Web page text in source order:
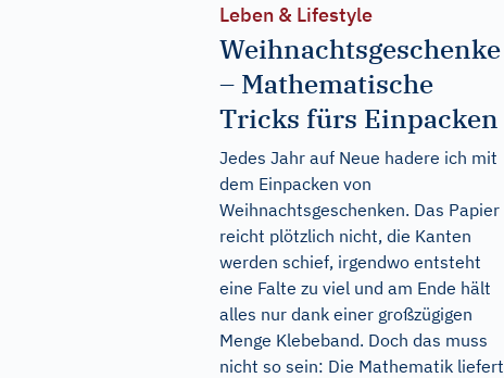
Leben & Lifestyle
Weihnachtsgeschenke
– Mathematische
Tricks fürs Einpacken
Jedes Jahr auf Neue hadere ich mit
dem Einpacken von
Weihnachtsgeschenken. Das Papier
reicht plötzlich nicht, die Kanten
werden schief, irgendwo entsteht
eine Falte zu viel und am Ende hält
alles nur dank einer großzügigen
Menge Klebeband. Doch das muss
nicht so sein: Die Mathematik liefert